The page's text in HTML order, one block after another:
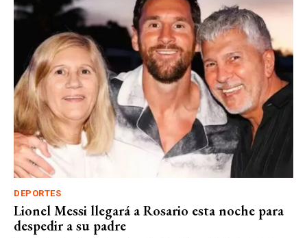
DEPORTES
Lionel Messi llegará a Rosario esta noche para
despedir a su padre